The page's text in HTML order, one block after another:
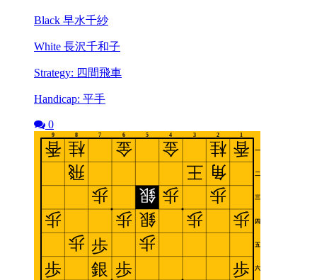
Black 早水千紗
White 長沢千和子
Strategy: 四間飛車
Handicap: 平手
0